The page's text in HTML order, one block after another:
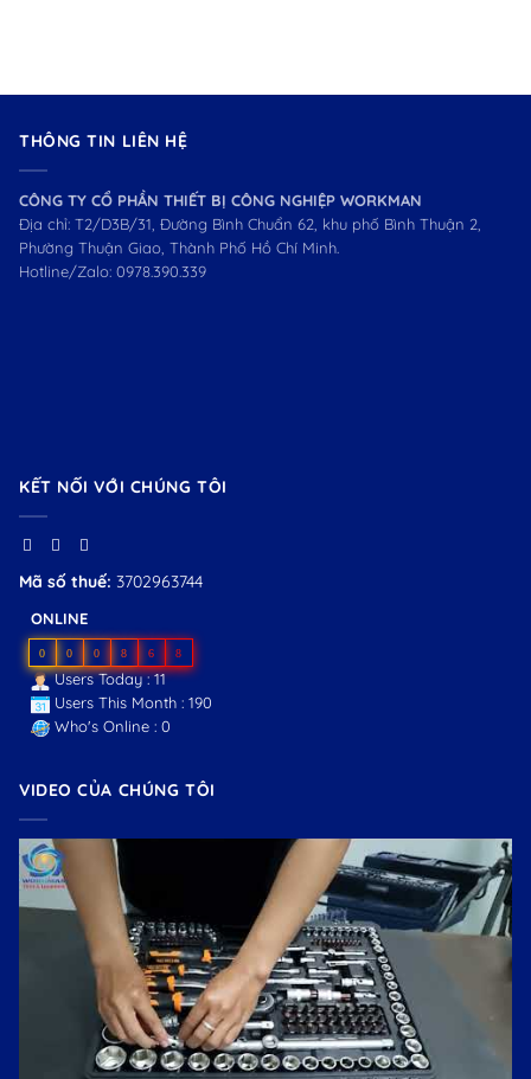
THÔNG TIN LIÊN HỆ
CÔNG TY CỔ PHẦN THIẾT BỊ CÔNG NGHIỆP WORKMAN
Địa chỉ: T2/D3B/31, Đường Bình Chuẩn 62, khu phố Bình Thuận 2,
Phường Thuận Giao, Thành Phố Hồ Chí Minh.
Hotline/Zalo: 0978.390.339
KẾT NỐI VỚI CHÚNG TÔI
Mã số thuế: 3702963744
ONLINE
0 0 0 8 6 8
Users Today : 11
Users This Month : 190
Who's Online : 0
VIDEO CỦA CHÚNG TÔI